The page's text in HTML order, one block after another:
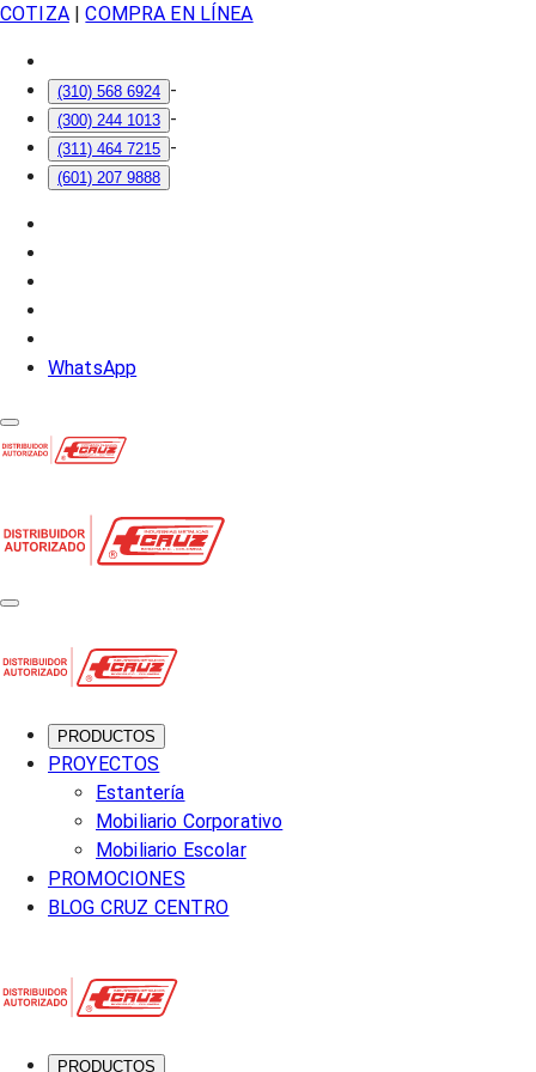
COTIZA| COMPRA EN LÍNEA
(310) 568 6924 -
(300) 244 1013 -
(311) 464 7215 -
(601) 207 9888
WhatsApp
PRODUCTOS
PROYECTOS
Estantería
Mobiliario Corporativo
Mobiliario Escolar
PROMOCIONES
BLOG CRUZ CENTRO
PRODUCTOS